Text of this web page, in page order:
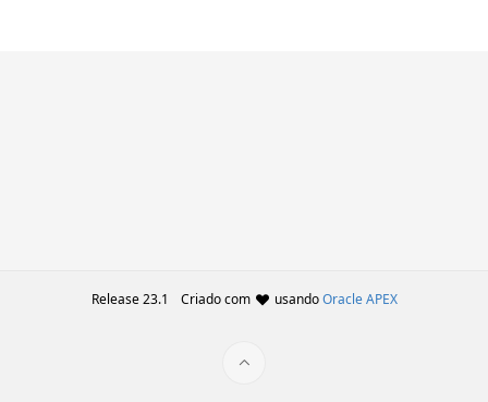
Release 23.1 Criado com usandoOracle APEX